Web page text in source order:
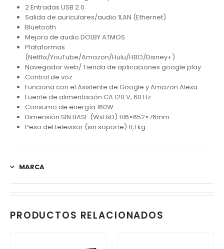
2 Entradas USB 2.0
Salida de auriculares/audio 1LAN (Ethernet)
Bluetooth
Mejora de audio DOLBY ATMOS
Plataformas
(Netflix/YouTube/Amazon/Hulu/HBO/Disney+)
Navegador web/ Tienda de aplicaciones google play
Control de voz
Funciona con el Asistente de Google y Amazon Alexa
Fuente de alimentación CA 120 V, 60 Hz
Consumo de energía 160W
Dimensión SIN BASE (WxHxD) 1116×652×76mm
Peso del televisor (sin soporte) 11,1 kg
MARCA
PRODUCTOS RELACIONADOS